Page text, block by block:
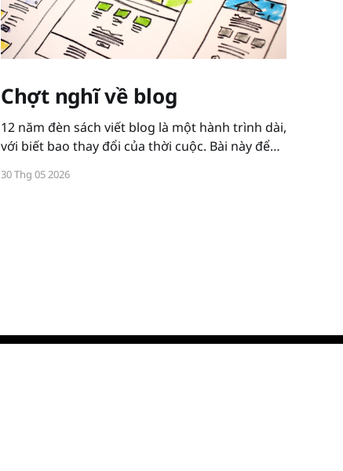
Chợt nghĩ về blog
12 năm đèn sách viết blog là một hành trình dài,
với biết bao thay đổi của thời cuộc. Bài này để
Nam. Thời đại đẹp nhất Trước khi mạng xã hội
30 Thg 05 2026